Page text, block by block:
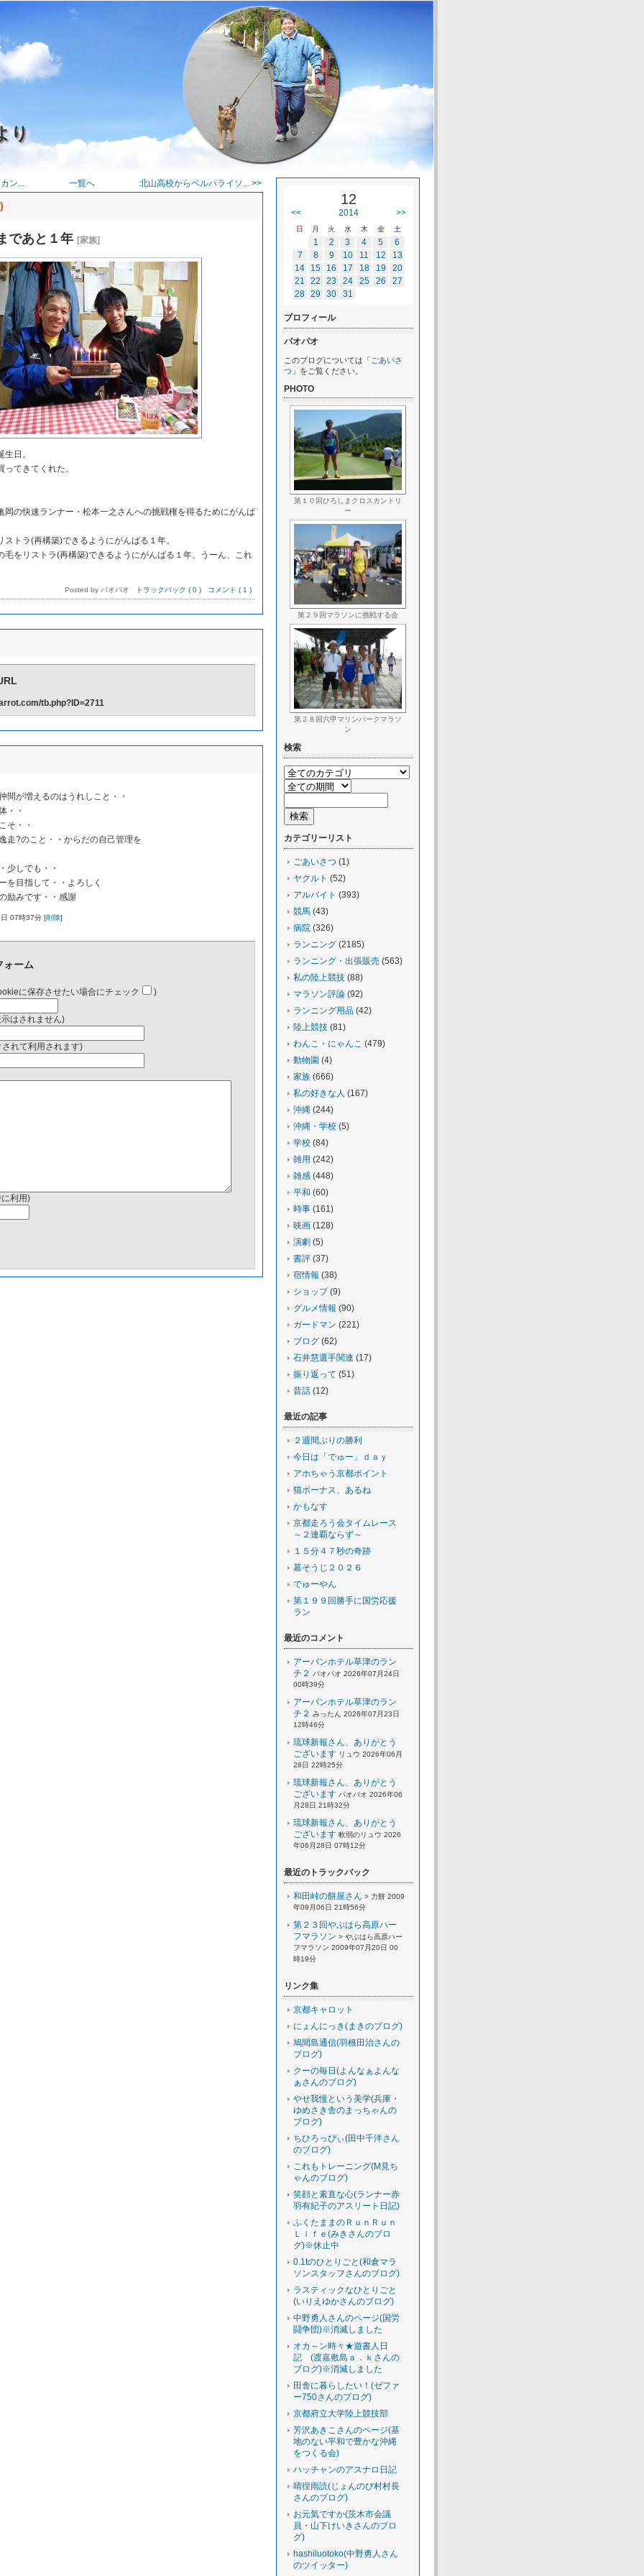
り
ン... 一覧へ 北山高校からベルパライソ... >>
であと１年 [家族]
日。
てきてくれた。
の快速ランナー・松本一之さんへの挑戦権を得るためにがんば
トラ(再構築)できるようにがんばる１年。
をリストラ(再構築)できるようにがんばる１年。うーん、これ
Posted by パオパオ トラックバック ( 0 ) コメント ( 1 )
tb.php?ID=2711
間が増えるのはうれしこと・・
・・
そ・・
走?のこと・・からだの自己管理を
少しでも・・
を目指して・・よろしく
励みです・・感謝
07時37分 [削除]
ォーム
に保存させたい場合にチェック )
はされません)
れて利用されます)
利用)
12
<< 2014 >>
日 月 火 水 木 金 土
1 2 3 4 5
6
7
8 9 10 11 12
13
14
15 16 17 18 19
20
21
22 23 24 25 26
27
28 29 30 31
プロフィール
パオパオ
このブログについては「 ごあいさ
つ 」をご覧ください。
PHOTO
第１０回ひろしまクロスカントリ
ー
第２９回マラソンに挑戦する会
第２８回六甲マリンパークマラソ
ン
検索
カテゴリーリスト
ごあいさつ (1)
ヤクルト (52)
アルバイト (393)
競馬 (43)
病院 (326)
ランニング (2185)
ランニング・出張販売 (563)
私の陸上競技 (88)
マラソン評論 (92)
ランニング用品 (42)
陸上競技 (81)
わんこ・にゃんこ (479)
動物園 (4)
家族 (666)
私の好きな人 (167)
沖縄 (244)
沖縄・学校 (5)
学校 (84)
雑用 (242)
雑感 (448)
平和 (60)
時事 (161)
映画 (128)
演劇 (5)
書評 (37)
宿情報 (38)
ショップ(9)
グルメ情報 (90)
ガードマン (221)
ブログ (62)
石井慧選手関連 (17)
振り返って (51)
昔話 (12)
最近の記事
２週間ぶりの勝利
今日は「でゅー」ｄａｙ
アホちゃう京都ポイント
猫ボーナス、あるね
かもなす
京都走ろう会タイムレース
～２連覇ならず～
１５分４７秒の奇跡
墓そうじ２０２６
でゅーやん
第１９９回勝手に国労応援
ラン
最近のコメント
アーバンホテル草津のラン
チ２
パオパオ 2026年07月24日
00時39分
アーバンホテル草津のラン
チ２ みったん 2026年07月23日
12時46分
琉球新報さん、ありがとう
ございます リュウ 2026年06月
28日 22時25分
琉球新報さん、ありがとう
ございます パオパオ 2026年06
月28日 21時32分
琉球新報さん、ありがとう
ございます 軟弱のリュウ 2026
年06月28日 07時12分
最近のトラックバック
和田峠の餅屋さん > 力餅 2009
年09月06日 21時56分
第２３回やぶはら高原ハー
フマラソン > やぶはら高原ハー
フマラソン 2009年07月20日 00
時19分
リンク集
京都キャロット
にょんにっき(まきのブログ)
鳩間島通信(羽根田治さんの
ブログ)
クーの毎日(よんなぁよんな
ぁさんのブログ)
やせ我慢という美学(兵庫・
ゆめさき舎のまっちゃんの
ブログ)
ちひろっぴぃ(田中千洋さん
のブログ)
これもトレーニング(M見ち
ゃんのブログ)
笑顔と素直な心(ランナー赤
羽有紀子のアスリート日記)
ふくたままのＲｕｎＲｕｎ
Ｌｉｆｅ(みきさんのブロ
グ)※休止中
0.1tのひとりごと(和倉マラ
ソンスタッフさんのブログ)
ラスティックなひとりごと
(いりえゆかさんのブログ)
中野勇人さんのページ(国労
闘争団)※消滅しました
オカ～ン時々★遊書人日
記 (渡嘉敷島ａ．ｋさんの
ブログ)※消滅しました
田舎に暮らしたい！(ゼファ
ー750さんのプログ)
京都府立大学陸上競技部
芳沢あきこさんのページ(基
地のない平和で豊かな沖縄
をつくる会)
ハッチャンのアスナロ日記
晴徨雨読(じょんのび村村長
さんのブログ)
お元気ですか(茨木市会議
員・山下けいきさんのブロ
グ)
hashiluotoko(中野勇人さん
のツイッター)